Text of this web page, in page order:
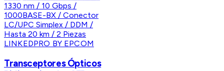
LINKEDPRO BY EPCOM
Transceptores Ópticos